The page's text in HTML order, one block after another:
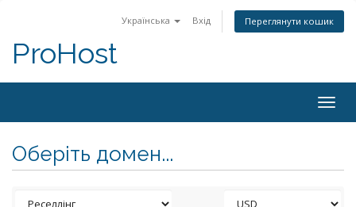
Українська Вхід Переглянути кошик
ProHost
Оберіть домен...